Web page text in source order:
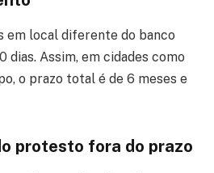
em local diferente do banco
dias. Assim, em cidades como
o prazo total é de 6 meses e
protesto fora do prazo